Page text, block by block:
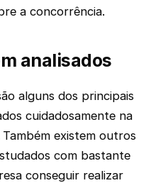
a concorrência.
analisados
alguns dos principais
cuidadosamente na
existem outros
com bastante
conseguir realizar